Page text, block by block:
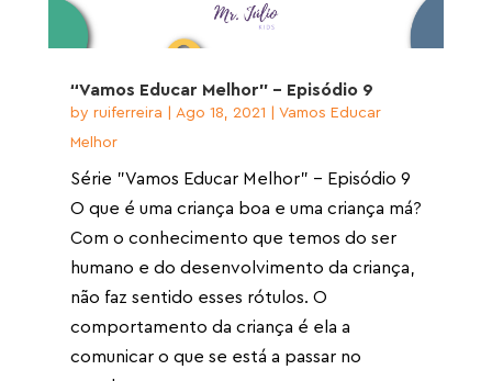
“Vamos Educar Melhor” – Episódio 9
by ruiferreira Ago 18, 2021
Vamos Educar
Melhor
Série "Vamos Educar Melhor" - Episódio 9
O que é uma criança boa e uma criança má?
Com o conhecimento que temos do ser
humano e do desenvolvimento da criança,
não faz sentido esses rótulos. O
comportamento da criança é ela a
comunicar o que se está a passar no